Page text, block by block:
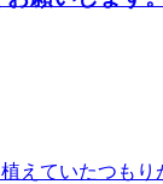
えていたつも